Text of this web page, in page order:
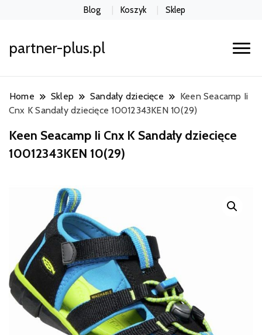
Blog Koszyk Sklep
partner-plus.pl
Home Sklep Sandały dziecięce
Keen Seacamp Ii
Cnx K Sandały dziecięce 10012343KEN 10(29)
Keen Seacamp Ii Cnx K Sandały dziecięce
10012343KEN 10(29)